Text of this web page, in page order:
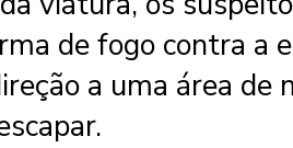
de fogo contra a
a uma área de